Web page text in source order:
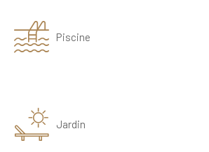
Piscine
Jardin